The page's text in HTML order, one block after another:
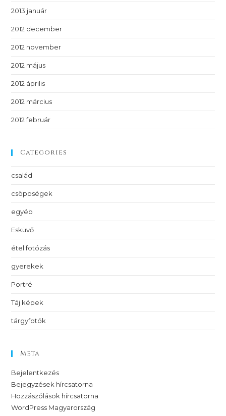
2013 január
2012 december
2012 november
2012 május
2012 április
2012 március
2012 február
Categories
család
csöppségek
egyéb
Esküvő
étel fotózás
gyerekek
Portré
Táj képek
tárgyfotók
Meta
Bejelentkezés
Bejegyzések hírcsatorna
Hozzászólások hírcsatorna
WordPress Magyarország